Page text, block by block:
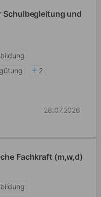
Schulbegleitung und
2
28.07.2026
Fachkraft (m,w,d)